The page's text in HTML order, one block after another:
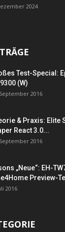
2024
Test-Special:
(W)
2016
& Praxis: Elite
React 3.0...
2016
„Neue“: EH-
Preview-
2016